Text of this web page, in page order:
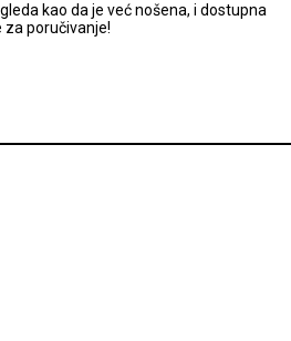
kao da je već nošena, i dostupna
za poručivanje!